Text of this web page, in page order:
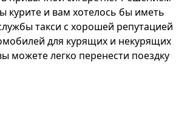
курите и вам хотелось бы иметь
такси с хорошей репутацией
для курящих и некурящих
можете легко перенести поездку